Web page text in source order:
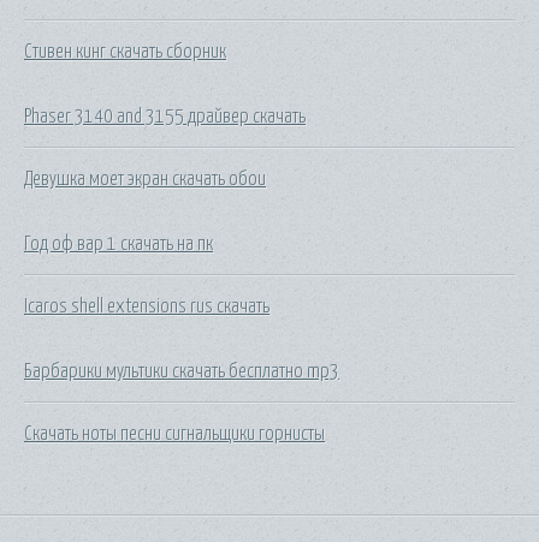
Стивен кинг скачать сборник
Phaser 3140 and 3155 драйвер скачать
Девушка моет экран скачать обои
Год оф вар 1 скачать на пк
Icaros shell extensions rus скачать
Барбарики мультики скачать бесплатно mp3
Скачать ноты песни сигнальщики горнисты